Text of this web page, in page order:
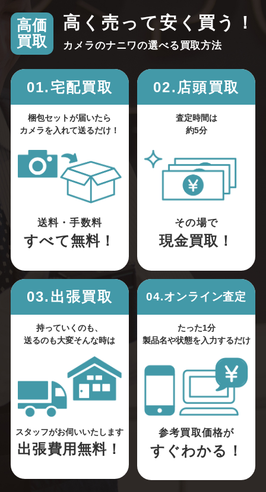
高価
買取
高く売って安く買う！
カメラのナニワの選べる買取方法
01.宅配買取
梱包セットが届いたら
カメラを入れて送るだけ！
送料・手数料
すべて無料！
02.店頭買取
査定時間は
約5分
その場で
現金買取！
03.出張買取
持っていくのも、
送るのも大変そんな時は
スタッフがお伺いいたします
出張費用無料！
04.オンライン査定
たった1分
製品名や状態を入力するだけ
参考買取価格が
すぐわかる！